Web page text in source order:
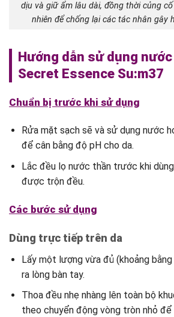
dịu và giữ ẩm lâu dài, đồng thời củng
nhiên để chống lại các tác nhân gây
Hướng dẫn sử dụng
Secret Essence Su:m37
Chuẩn bị trước khi sử dụng
Rửa mặt sạch sẽ và sử dụng nước
để cân bằng độ pH cho da.
Lắc đều lọ nước thần trước khi
được trộn đều.
Các bước sử dụng
Dùng trực tiếp trên da
Lấy một lượng vừa đủ (khoảng
ra lòng bàn tay.
Thoa đều nhẹ nhàng lên toàn bộ
theo chuyển động vòng tròn nhỏ